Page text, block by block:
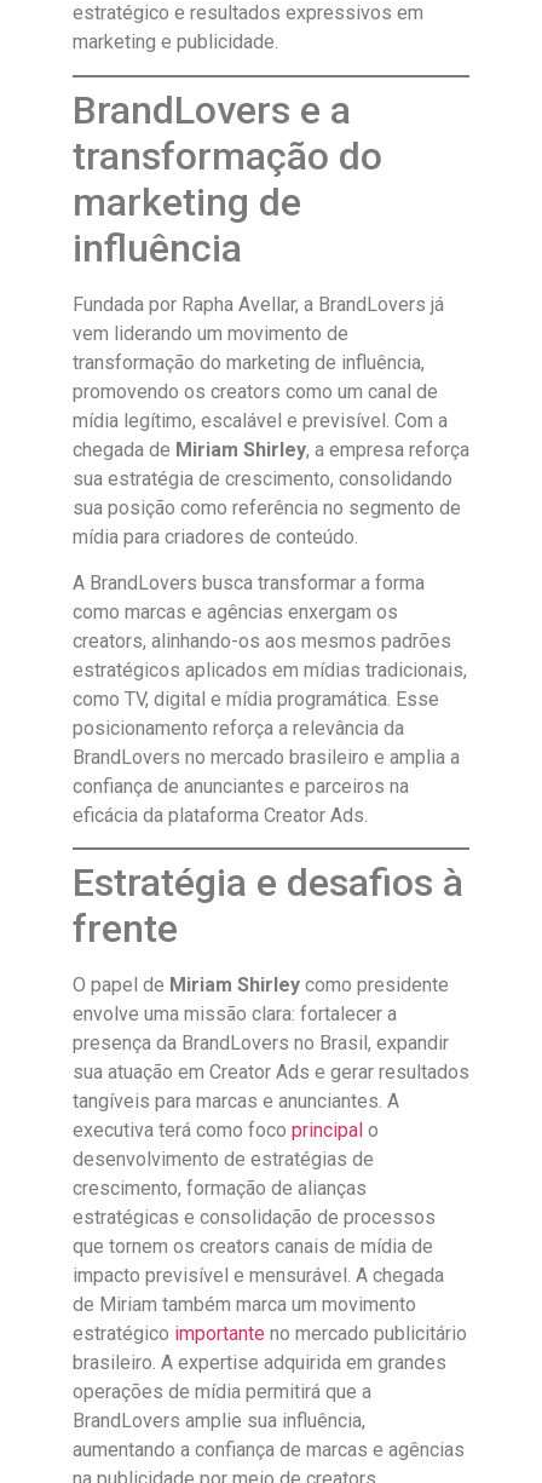
estratégico e resultados expressivos em
marketing e publicidade.
BrandLovers e a
transformação do
marketing de
influência
Fundada por Rapha Avellar, a BrandLovers já
vem liderando um movimento de
transformação do marketing de influência,
promovendo os creators como um canal de
mídia legítimo, escalável e previsível. Com a
chegada de Miriam Shirley, a empresa reforça
sua estratégia de crescimento, consolidando
sua posição como referência no segmento de
mídia para criadores de conteúdo.
A BrandLovers busca transformar a forma
como marcas e agências enxergam os
creators, alinhando-os aos mesmos padrões
estratégicos aplicados em mídias tradicionais,
como TV, digital e mídia programática. Esse
posicionamento reforça a relevância da
BrandLovers no mercado brasileiro e amplia a
confiança de anunciantes e parceiros na
eficácia da plataforma Creator Ads.
Estratégia e desafios à
frente
O papel de Miriam Shirley como presidente
envolve uma missão clara: fortalecer a
presença da BrandLovers no Brasil, expandir
sua atuação em Creator Ads e gerar resultados
tangíveis para marcas e anunciantes. A
executiva terá como foco principal o
desenvolvimento de estratégias de
crescimento, formação de alianças
estratégicas e consolidação de processos
que tornem os creators canais de mídia de
impacto previsível e mensurável. A chegada
de Miriam também marca um movimento
estratégico importante no mercado publicitário
brasileiro. A expertise adquirida em grandes
operações de mídia permitirá que a
BrandLovers amplie sua influência,
aumentando a confiança de marcas e agências